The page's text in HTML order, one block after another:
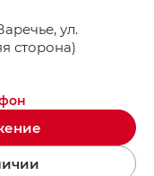
ул.
сторона)